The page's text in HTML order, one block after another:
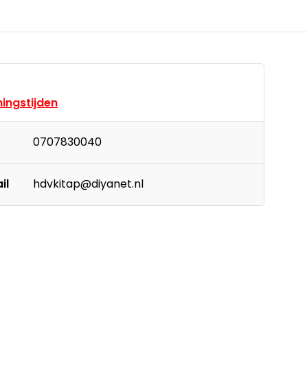
0707830040
hdvkitap@diyanet.nl